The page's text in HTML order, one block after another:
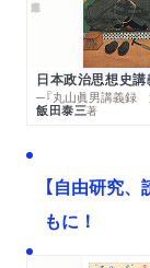
日本政治思想史講
飯田泰三著
【自由研究
もに！